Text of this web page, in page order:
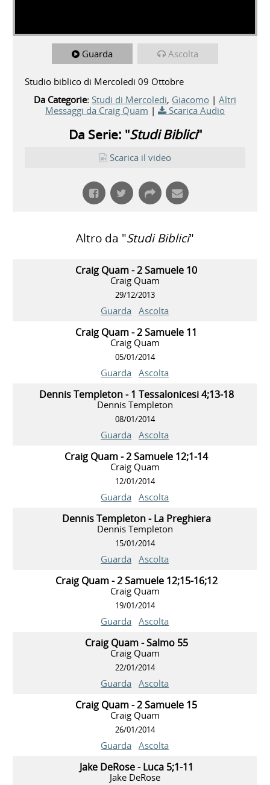
Guarda Ascolta
Studio biblico di Mercoledi 09 Ottobre
Da Categorie: Studi di Mercoledi, Giacomo | Altri
Messaggi da Craig Quam | Scarica Audio
Da Serie: "Studi Biblici"
Scarica il video
Altro da "Studi Biblici"
Craig Quam - 2 Samuele 10
Craig Quam
29/12/2013
Guarda Ascolta
Craig Quam - 2 Samuele 11
Craig Quam
05/01/2014
Guarda Ascolta
Dennis Templeton - 1 Tessalonicesi 4;13-18
Dennis Templeton
08/01/2014
Guarda Ascolta
Craig Quam - 2 Samuele 12;1-14
Craig Quam
12/01/2014
Guarda Ascolta
Dennis Templeton - La Preghiera
Dennis Templeton
15/01/2014
Guarda Ascolta
Craig Quam - 2 Samuele 12;15-16;12
Craig Quam
19/01/2014
Guarda Ascolta
Craig Quam - Salmo 55
Craig Quam
22/01/2014
Guarda Ascolta
Craig Quam - 2 Samuele 15
Craig Quam
26/01/2014
Guarda Ascolta
Jake DeRose - Luca 5;1-11
Jake DeRose